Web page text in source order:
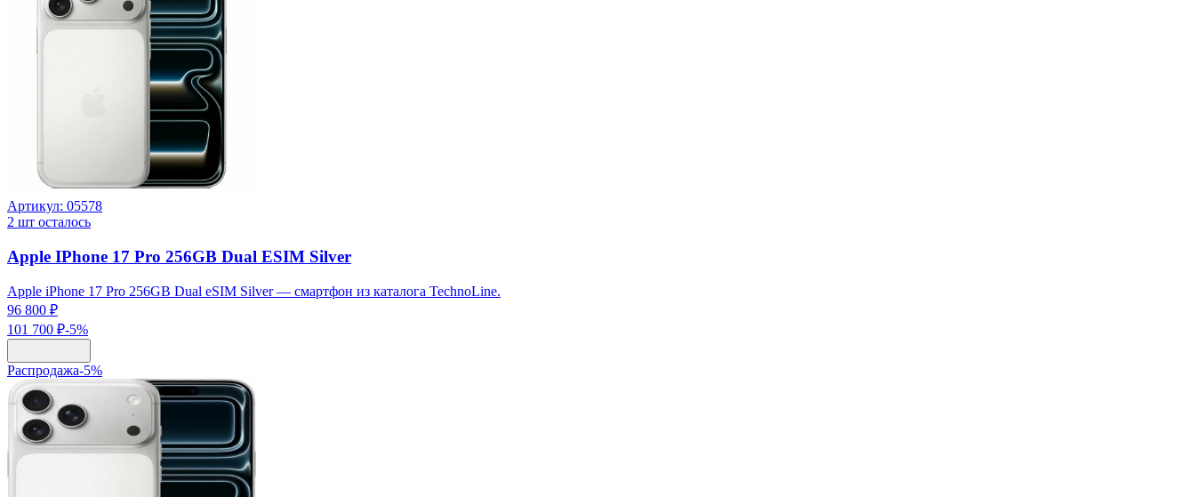
Артикул: 05578
2 шт осталось
Apple IPhone 17 Pro 256GB Dual ESIM Silver
Apple iPhone 17 Pro 256GB Dual eSIM Silver — смартфон из каталога TechnoLine.
96 800 ₽
101 700 ₽-5%
Распродажа-5%